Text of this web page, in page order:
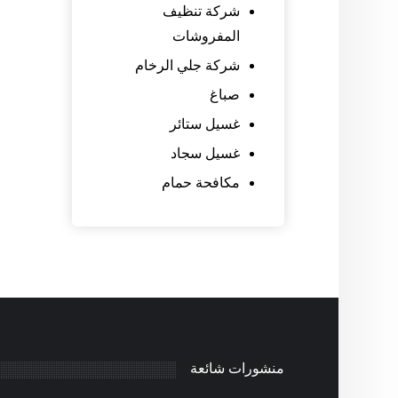
شركة تنظيف
المفروشات
شركة جلي الرخام
صباغ
غسيل ستائر
غسيل سجاد
مكافحة حمام
منشورات شائعة